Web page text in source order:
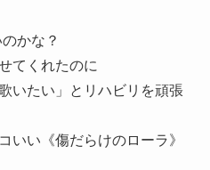
かな？
てくれたのに
いたい」とリハビリを頑張
いい《傷だらけのローラ》